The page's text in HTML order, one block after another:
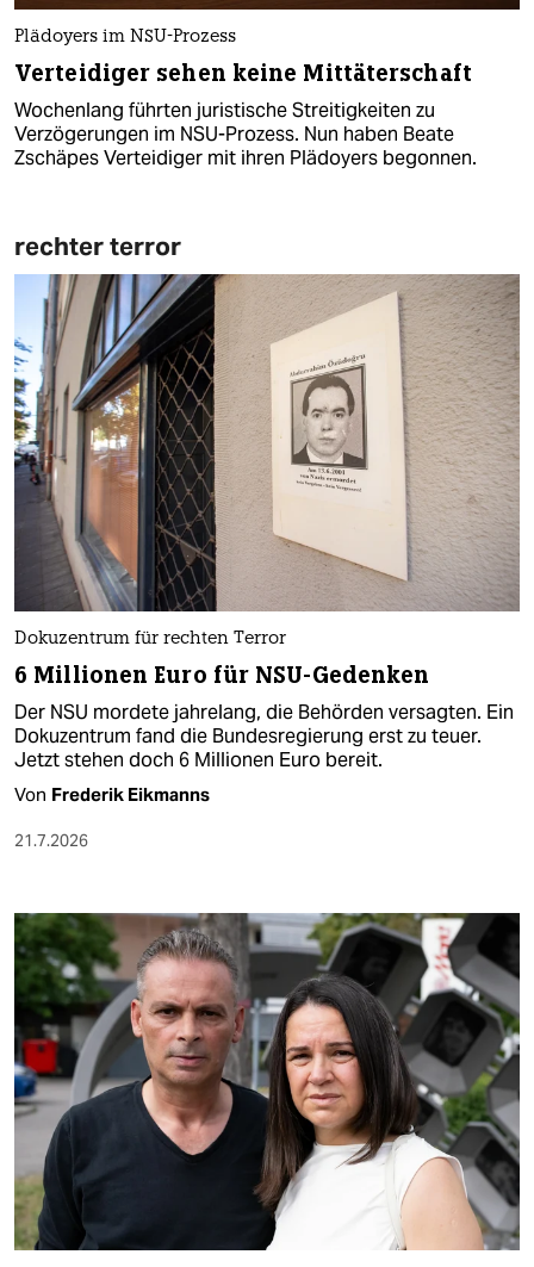
Plädoyers im NSU-Prozess
Verteidiger sehen keine Mittäterschaft
Wochenlang führten juristische Streitigkeiten zu
Verzögerungen im NSU-Prozess. Nun haben Beate
Zschäpes Verteidiger mit ihren Plädoyers begonnen.
rechter terror
Dokuzentrum für rechten Terror
6 Millionen Euro für NSU-Gedenken
Der NSU mordete jahrelang, die Behörden versagten. Ein
Dokuzentrum fand die Bundesregierung erst zu teuer.
Jetzt stehen doch 6 Millionen Euro bereit.
Von Frederik Eikmanns
21.7.2026